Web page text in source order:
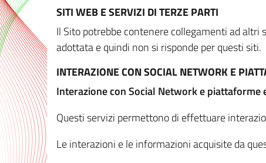
SITI WEB E SERVIZI DI TERZE PARTI
Il Sito potrebbe contenere collegamenti ad altri
adottata e quindi non si risponde per questi siti.
INTERAZIONE CON SOCIAL NETWORK E
Interazione con Social Network e piattaforme
Questi servizi permettono di effettuare
Le interazioni e le informazioni acquisite da